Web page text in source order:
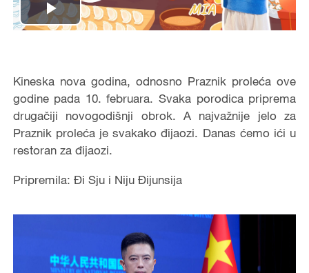
Play
Kineska nova godina, odnosno Praznik proleća ove
godine pada 10. februara. Svaka porodica priprema
drugačiji novogodišnji obrok. A najvažnije jelo za
Praznik proleća je svakako đijaozi. Danas ćemo ići u
restoran za đijaozi.
Pripremila: Đi Sju i Niju Đijunsija